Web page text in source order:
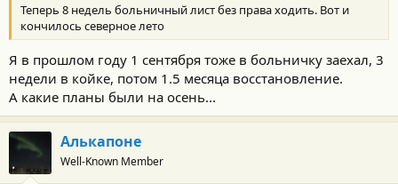
Теперь 8 недель больничный лист без права ходить. Вот и
кончилось северное лето
Я в прошлом году 1 сентября тоже в больничку заехал, 3
недели в койке, потом 1.5 месяца восстановление.
А какие планы были на осень...
Алькапоне
Well-Known Member